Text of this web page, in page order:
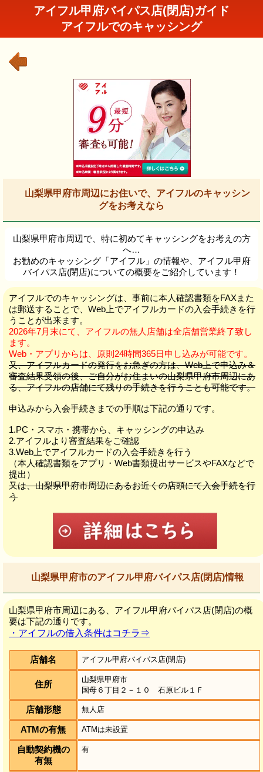
アイフル甲府バイパス店(閉店)ガイド
アイフルでのキャッシング
山梨県甲府市周辺にお住いで、アイフルのキャッシン
グをお考えなら
山梨県甲府市周辺で、特に初めてキャッシングをお考えの方
へ…
お勧めのキャッシング「アイフル」の情報や、アイフル甲府
バイパス店(閉店)についての概要をご紹介しています！
アイフルでのキャッシングは、事前に本人確認書類をFAXまた
は郵送することで、Web上でアイフルカードの入会手続きを行
うことが出来ます。
2026年7月末にて、アイフルの無人店舗は全店舗営業終了致し
ます。
Web・アプリからは、原則24時間365日申し込みが可能です。
又、アイフルカードの発行をお急ぎの方は、Web上で申込み＆
審査結果受領の後、ご自分がお住まいの山梨県甲府市周辺にあ
る、アイフルの店舗にて残りの手続きを行うことも可能です。
申込みから入会手続きまでの手順は下記の通りです。
1.PC・スマホ・携帯から、キャッシングの申込み
2.アイフルより審査結果をご確認
3.Web上でアイフルカードの入会手続きを行う
（本人確認書類をアプリ・Web書類提出サービスやFAXなどで
提出）
又は、山梨県甲府市周辺にあるお近くの店頭にて入会手続を行
う
山梨県甲府市のアイフル甲府バイパス店(閉店)情報
山梨県甲府市周辺にある、アイフル甲府バイパス店(閉店)の概
要は下記の通りです。
・アイフルの借入条件はコチラ⇒
店舗名 アイフル甲府バイパス店(閉店)
住所
山梨県甲府市
国母６丁目２－１０ 石原ビル１Ｆ
店舗形態 無人店
ATMの有無 ATMは未設置
自動契約機の
有無
有